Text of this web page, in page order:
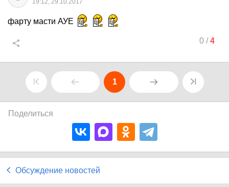
19:12, 29.10.2017
фарту масти АУЕ
0/4
1
Поделиться
Обсуждение новостей